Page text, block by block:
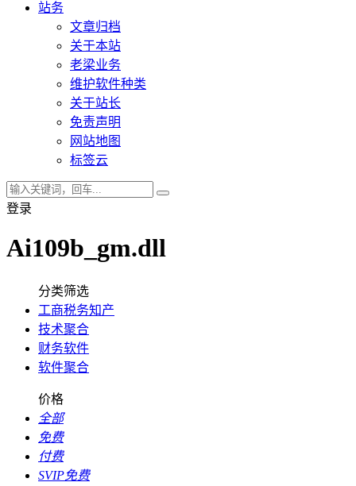
站务
文章归档
关于本站
老梁业务
维护软件种类
关于站长
免责声明
网站地图
标签云
登录
Ai109b_gm.dll
分类筛选
工商税务知产
技术聚合
财务软件
软件聚合
价格
全部
免费
付费
SVIP免费